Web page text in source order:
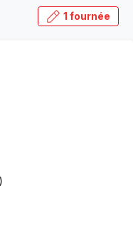
1 fournée